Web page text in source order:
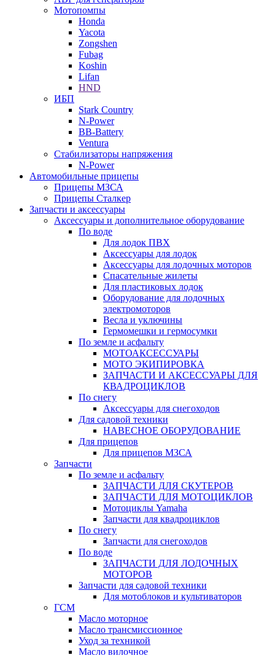
Мотопомпы
Honda
Yacota
Zongshen
Fubag
Koshin
Lifan
HND
ИБП
Stark Country
N-Power
BB-Battery
Ventura
Стабилизаторы напряжения
N-Power
Автомобильные прицепы
Прицепы МЗСА
Прицепы Сталкер
Запчасти и аксессуары
Аксессуары и дополнительное оборудование
По воде
Для лодок ПВХ
Аксессуары для лодок
Аксессуары для лодочных моторов
Спасательные жилеты
Для пластиковых лодок
Оборудование для лодочных
электромоторов
Весла и уключины
Гермомешки и гермосумки
По земле и асфальту
МОТОАКСЕССУАРЫ
МОТО ЭКИПИРОВКА
ЗАПЧАСТИ И АКСЕССУАРЫ ДЛЯ
КВАДРОЦИКЛОВ
По снегу
Аксессуары для снегоходов
Для садовой техники
НАВЕСНОЕ ОБОРУДОВАНИЕ
Для прицепов
Для прицепов МЗСА
Запчасти
По земле и асфальту
ЗАПЧАСТИ ДЛЯ СКУТЕРОВ
ЗАПЧАСТИ ДЛЯ МОТОЦИКЛОВ
Мотоциклы Yamaha
Запчасти для квадроциклов
По снегу
Запчасти для снегоходов
По воде
ЗАПЧАСТИ ДЛЯ ЛОДОЧНЫХ
МОТОРОВ
Запчасти для садовой техники
Для мотоблоков и культиваторов
ГСМ
Масло моторное
Масло трансмиссионное
Уход за техникой
Масло вилочное